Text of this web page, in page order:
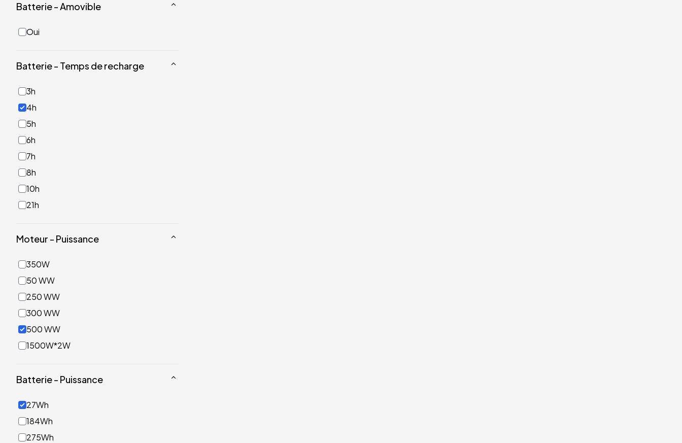
Batterie - Amovible
Oui
Batterie - Temps de recharge
3h
4h
5h
6h
7h
8h
10h
21h
Moteur - Puissance
350W
50 WW
250 WW
300 WW
500 WW
1500W*2W
Batterie - Puissance
27Wh
184Wh
275Wh